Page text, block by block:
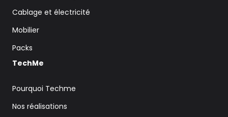
Cablage et électricité
Mobilier
Packs
TechMe
Pourquoi Techme
Nos réalisations